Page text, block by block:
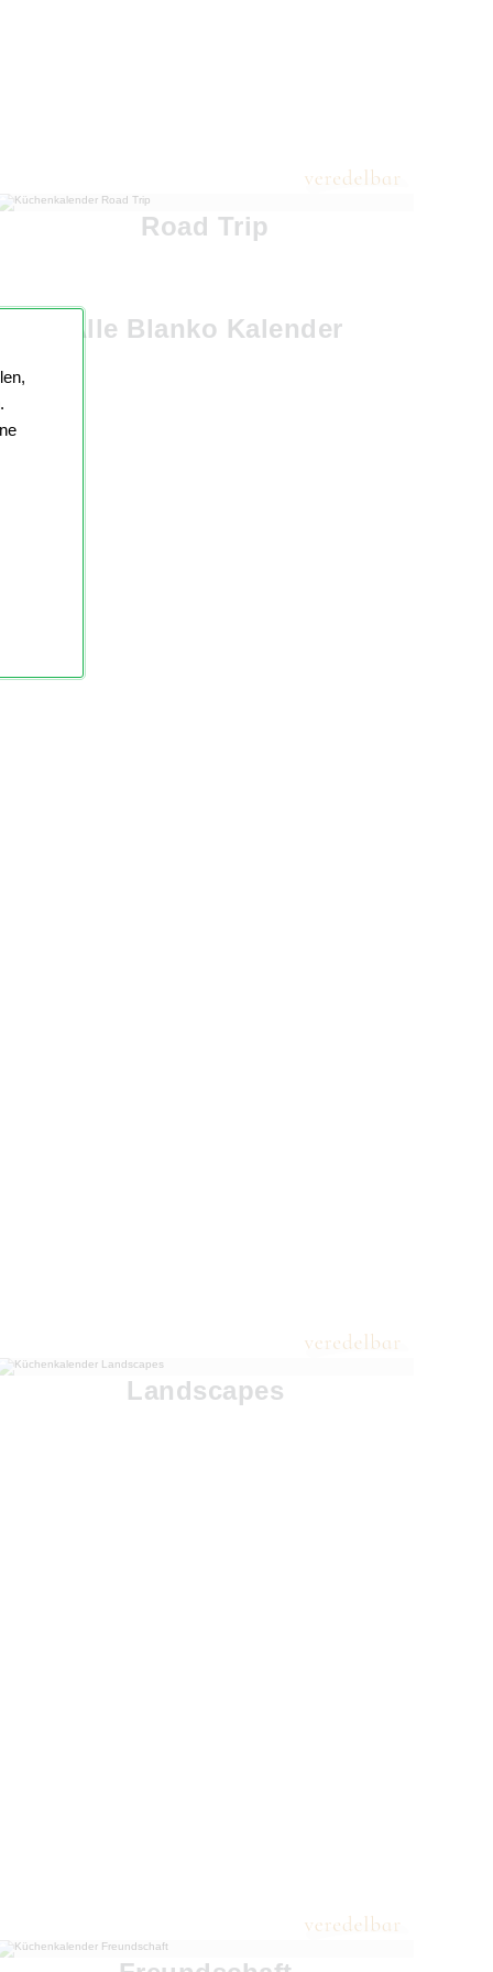
Road Trip
Landscapes
Alle Blanko Kalender